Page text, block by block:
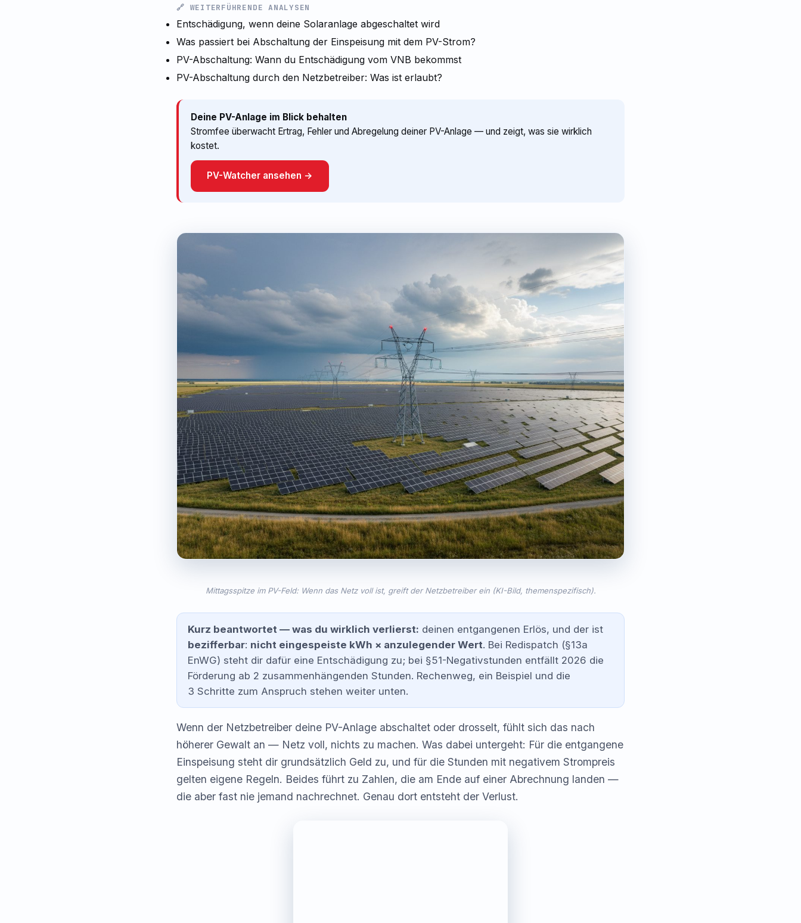
🔗 WEITERFÜHRENDE ANALYSEN
Entschädigung, wenn deine Solaranlage abgeschaltet wird
Was passiert bei Abschaltung der Einspeisung mit dem PV-Strom?
PV-Abschaltung: Wann du Entschädigung vom VNB bekommst
PV-Abschaltung durch den Netzbetreiber: Was ist erlaubt?
Deine PV-Anlage im Blick behalten
Stromfee überwacht Ertrag, Fehler und Abregelung deiner PV-Anlage — und zeigt, was sie wirklich
kostet.
PV-Watcher ansehen →
Mittagsspitze im PV-Feld: Wenn das Netz voll ist, greift der Netzbetreiber ein (KI-Bild, themenspezifisch).
Kurz beantwortet — was du wirklich verlierst: deinen entgangenen Erlös, und der ist
bezifferbar: nicht eingespeiste kWh × anzulegender Wert. Bei Redispatch (§13a
EnWG) steht dir dafür eine Entschädigung zu; bei §51-Negativstunden entfällt 2026 die
Förderung ab 2 zusammenhängenden Stunden. Rechenweg, ein Beispiel und die
3 Schritte zum Anspruch stehen weiter unten.
Wenn der Netzbetreiber deine PV-Anlage abschaltet oder drosselt, fühlt sich das nach
höherer Gewalt an — Netz voll, nichts zu machen. Was dabei untergeht: Für die entgangene
Einspeisung steht dir grundsätzlich Geld zu, und für die Stunden mit negativem Strompreis
gelten eigene Regeln. Beides führt zu Zahlen, die am Ende auf einer Abrechnung landen —
die aber fast nie jemand nachrechnet. Genau dort entsteht der Verlust.